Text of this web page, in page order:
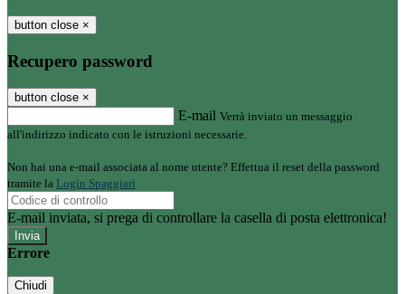
button close ×
Recupero password
button close ×
E-mail Verrà inviato un messaggio
all'indirizzo indicato con le istruzioni necessarie.
Non hai una e-mail associata al nome utente? Effettua il reset della password
tramite la Login Spaggiari
E-mail inviata, si prega di controllare la casella di posta elettronica!
Errore
Chiudi